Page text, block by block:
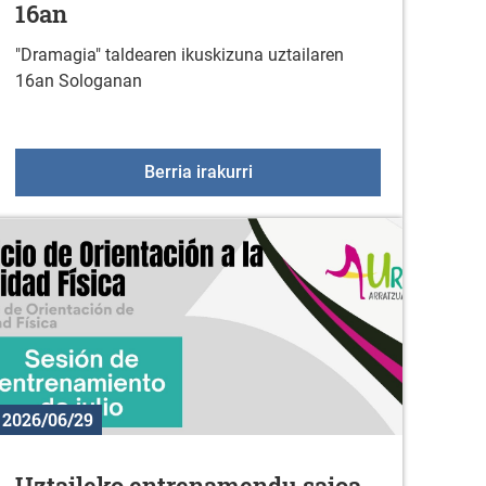
16an
"Dramagia" taldearen ikuskizuna uztailaren
16an Sologanan
Berria irakurriAntzerki emanaldia
2026/06/29